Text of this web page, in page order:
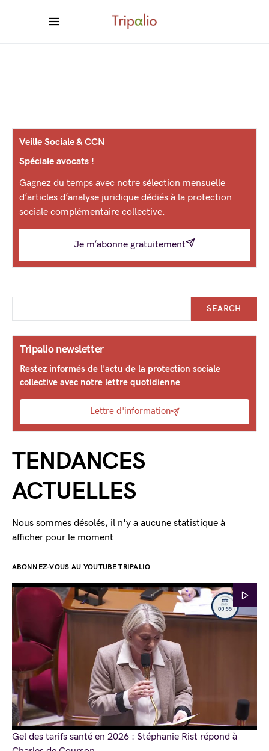
Veille Sociale & CCN
Spéciale avocats !
Gagnez du temps avec notre sélection mensuelle
d’articles d’analyse juridique dédiés à la protection
sociale complémentaire collective.
Je m’abonne gratuitement
SEARCH
Tripalio newsletter
Restez informés de l'actu de la protection sociale
collective avec notre lettre quotidienne
Lettre d'information
TENDANCES
ACTUELLES
Nous sommes désolés, il n'y a aucune statistique à
afficher pour le moment
ABONNEZ-VOUS AU YOUTUBE TRIPALIO
Gel des tarifs santé en 2026 : Stéphanie Rist répond à